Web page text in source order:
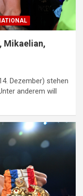
Mikaelian,
Dezember) stehen
anderem will